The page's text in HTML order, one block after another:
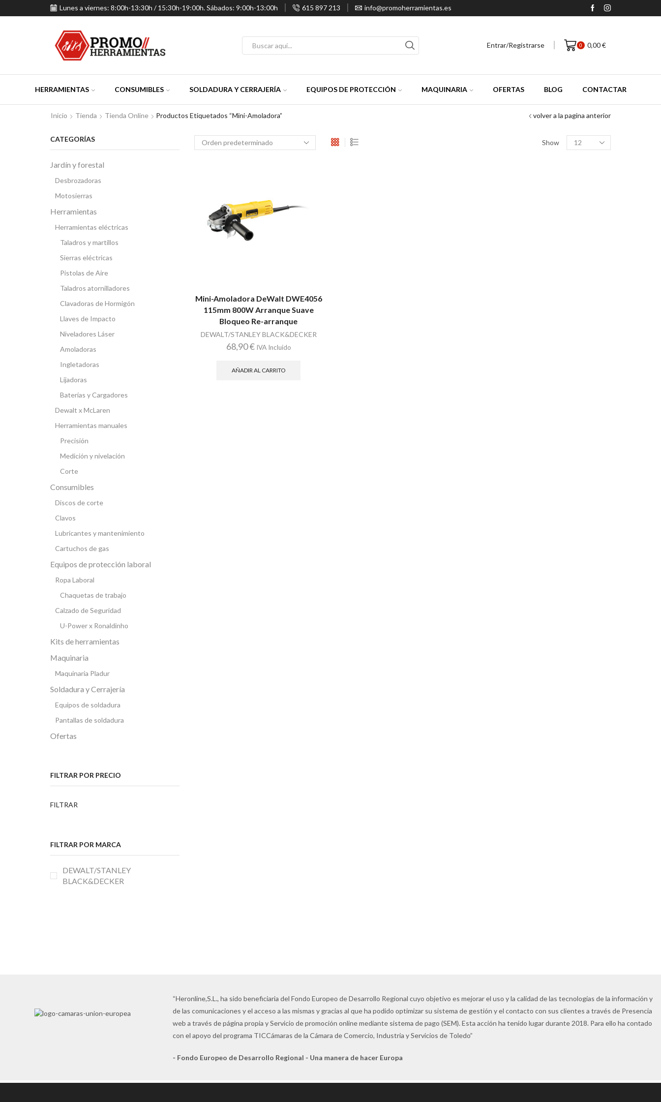
Lunes a viernes: 8:00h-13:30h / 15:30h-19:00h. Sábados: 9:00h-13:00h 615 897 213 info@promoherramientas.es
Entrar/Registrarse 0 0,00€
HERRAMIENTAS CONSUMIBLES SOLDADURA Y CERRAJERÍA EQUIPOS DE PROTECCIÓN MAQUINARIA OFERTAS BLOG CONTACTAR
Inicio Tienda Tienda Online Productos Etiquetados “mini-Amoladora” volver a la pagina anterior
Show
Productos
por
Mini-Amoladora DeWalt DWE4056
115mm 800W Arranque Suave
Bloqueo Re-arranque
DEWALT/STANLEY BLACK&DECKER
68,90€ IVA Incluido
AÑADIR AL CARRITO
CATEGORÍAS
Jardín y forestal
Desbrozadoras
Motosierras
Herramientas
Herramientas eléctricas
Taladros y martillos
Sierras eléctricas
Pistolas de Aire
Taladros atornilladores
Clavadoras de Hormigón
Llaves de Impacto
Niveladores Láser
Amoladoras
Ingletadoras
Lijadoras
Baterías y Cargadores
Dewalt x McLaren
Herramientas manuales
Precisión
Medición y nivelación
Corte
Consumibles
Discos de corte
Clavos
Lubricantes y mantenimiento
Cartuchos de gas
Equipos de protección laboral
Ropa Laboral
Chaquetas de trabajo
Calzado de Seguridad
U-Power x Ronaldinho
Kits de herramientas
Maquinaria
Maquinaria Pladur
Soldadura y Cerrajería
Equipos de soldadura
Pantallas de soldadura
Ofertas
FILTRAR POR PRECIO
FILTRAR
FILTRAR POR MARCA
DEWALT/STANLEY
BLACK&DECKER
MAQUINARIA
“Heronline,S.L., ha sido beneficiaria del Fondo Europeo de Desarrollo Regional cuyo objetivo es mejorar el uso y la calidad de las tecnologías de la información y
de las comunicaciones y el acceso a las mismas y gracias al que ha podido optimizar su sistema de gestión y el contacto con sus clientes a través de Presencia
web a través de página propia y Servicio de promoción online mediante sistema de pago (SEM). Esta acción ha tenido lugar durante 2018. Para ello ha contado
con el apoyo del programa TICCámaras de la Cámara de Comercio, Industria y Servicios de Toledo”
- Fondo Europeo de Desarrollo Regional - Una manera de hacer Europa